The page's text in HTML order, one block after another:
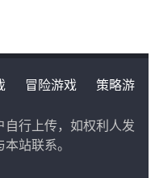
冒险游戏
策略游
自行上传，如权利人发
站联系。